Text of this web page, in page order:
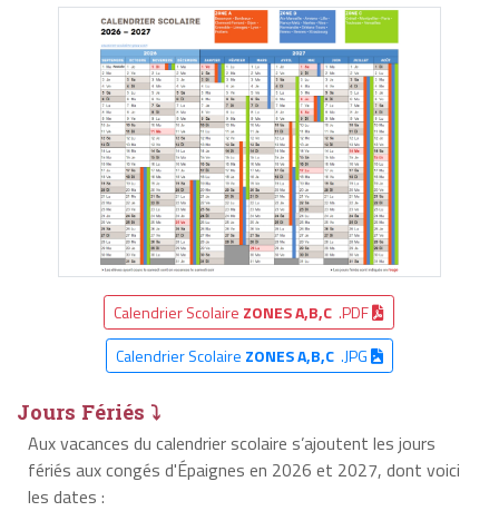
Calendrier Scolaire ZONES A,B,C .PDF
Calendrier Scolaire ZONES A,B,C.JPG
Jours Fériés ⤵
Aux vacances du calendrier scolaire s’ajoutent les jours
fériés aux congés d'Épaignes en 2026 et 2027, dont voici
les dates :